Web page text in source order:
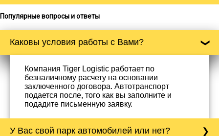
Популярные вопросы и ответы
Каковы условия работы с Вами?
Компания Tiger Logistic работает по
безналичному расчету на основании
заключенного договора. Автотранспорт
подается после, того как вы заполните и
подадите письменную заявку.
У Вас свой парк автомобилей или нет?